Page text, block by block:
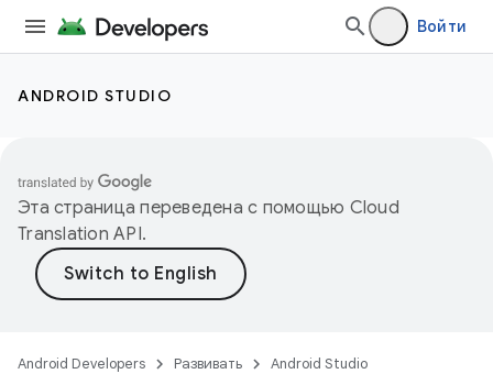
Войти
ANDROID STUDIO
Эта страница переведена с помощью Cloud
Translation API.
Android Developers Развивать
Android Studio